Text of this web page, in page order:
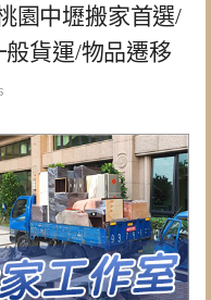
園中壢搬家首選/
貨運/物品遷移